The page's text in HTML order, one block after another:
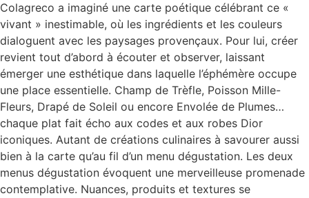
Colagreco a imaginé une carte poétique célébrant ce «
vivant » inestimable, où les ingrédients et les couleurs
dialoguent avec les paysages provençaux. Pour lui, créer
revient tout d’abord à écouter et observer, laissant
émerger une esthétique dans laquelle l’éphémère occupe
une place essentielle. Champ de Trèfle, Poisson Mille-
Fleurs, Drapé de Soleil ou encore Envolée de Plumes…
chaque plat fait écho aux codes et aux robes Dior
iconiques. Autant de créations culinaires à savourer aussi
bien à la carte qu’au fil d’un menu dégustation. Les deux
menus dégustation évoquent une merveilleuse promenade
contemplative. Nuances, produits et textures se